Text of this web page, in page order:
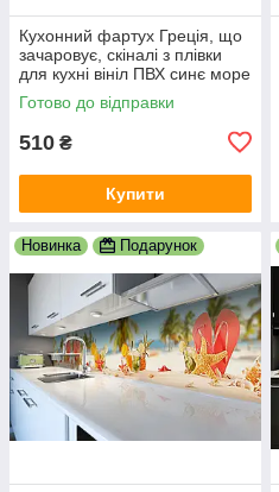
Кухонний фартух Греція, що
зачаровує, скіналі з плівки
для кухні вініл ПВХ синє море
білі будинки 600х2000 мм
Готово до відправки
510 ₴
Купити
Новинка Подарунок